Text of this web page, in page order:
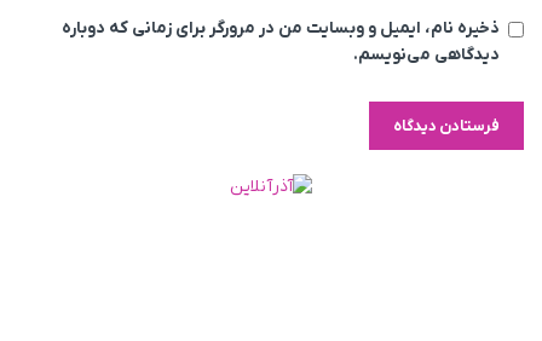
ذخیره نام، ایمیل و وبسایت من در مرورگر برای زمانی که دوباره
دیدگاهی می‌نویسم.